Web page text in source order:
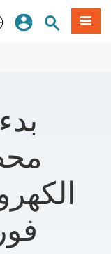
تسجيل الدخول
بحث الموقع
طعام